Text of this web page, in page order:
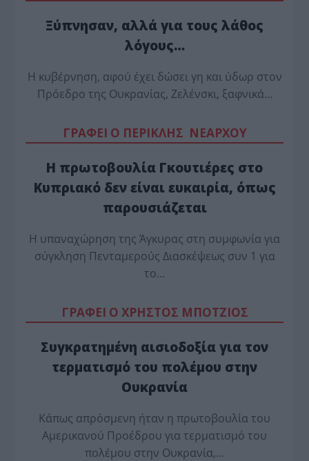
Ξύπνησαν, αλλά για τους λάθος
λόγους…
Η κυβέρνηση, αφού έχει δώσει γη και ύδωρ στον
Πρόεδρο της Ουκρανίας, Ζελένσκι, ξαφνικά…
ΓΡΑΦΕΙ Ο ΠΕΡΙΚΛΗΣ ΝΕΑΡΧΟΥ
Η πρωτοβουλία Γκουτιέρες στο
Κυπριακό δεν είναι ευκαιρία, όπως
παρουσιάζεται
Η υπαναχώρηση της Άγκυρας στη συμφωνία για
σύγκληση Πενταμερούς Διασκέψεως συν 1 για
το…
ΓΡΑΦΕΙ Ο ΧΡΗΣΤΟΣ ΜΠΟΤΖΙΟΣ
Συγκρατημένη αισιοδοξία για τον
τερματισμό του πολέμου στην
Ουκρανία
Κάπως απρόσμενη ήταν η πρωτοβουλία του
Αμερικανού Προέδρου για τερματισμό του
πολέμου στην Ουκρανία,…